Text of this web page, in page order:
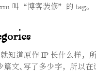
叫 “博客装修” 的 tag。
知道原作 IP 长什么样，
文、写了多少字，所以在